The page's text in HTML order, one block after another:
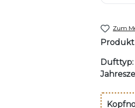
Zum
Dufttyp: